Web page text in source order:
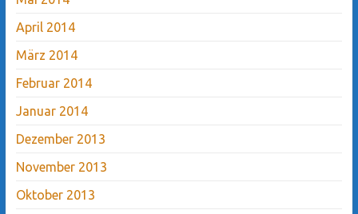
April 2014
März 2014
Februar 2014
Januar 2014
Dezember 2013
November 2013
Oktober 2013